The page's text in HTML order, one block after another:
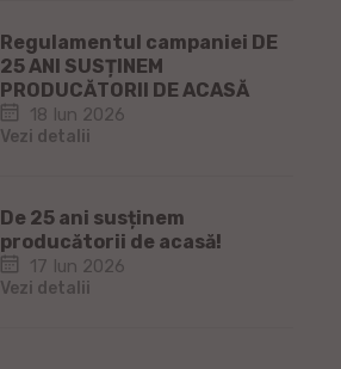
Regulamentul campaniei DE
25 ANI SUSȚINEM
PRODUCĂTORII DE ACASĂ
18 Iun 2026
Vezi detalii
De 25 ani susținem
producătorii de acasă!
17 Iun 2026
Vezi detalii